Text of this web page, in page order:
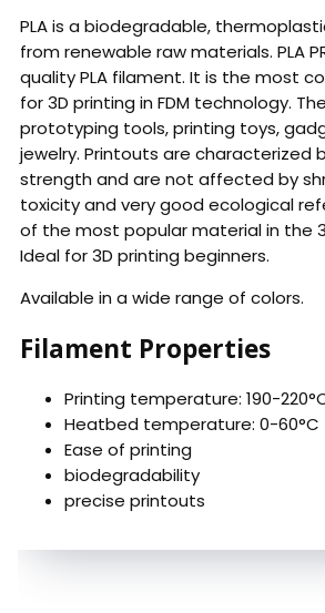
PLA is a biodegradable,
from renewable raw materials. PLA
quality PLA filament. It is the most
for 3D printing in FDM technology.
prototyping tools, printing toys,
jewelry. Printouts are characterized
strength and are not affected by
toxicity and very good ecological
of the most popular material in the
Ideal for 3D printing beginners.
Available in a wide range of colors.
Filament Properties
Printing temperature: 190-
Heatbed temperature: 0-60°C
Ease of printing
biodegradability
precise printouts